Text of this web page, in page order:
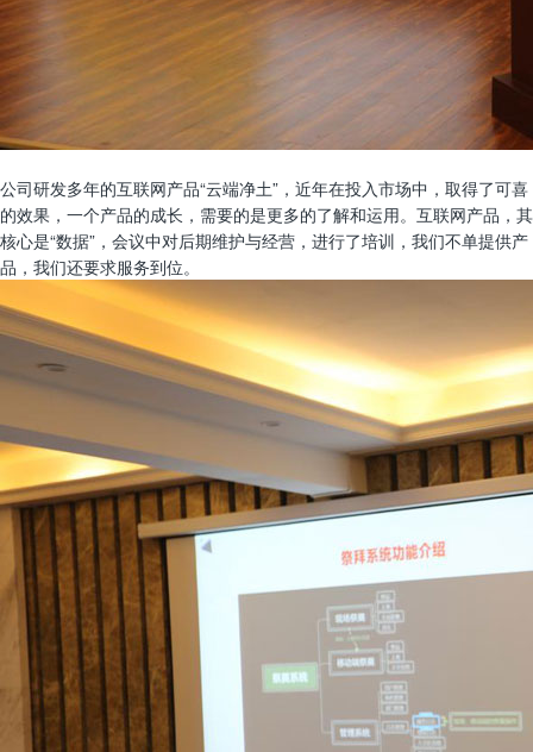
公司研发多年的互联网产品“云端净土”，近年在投入市场中，取得了可喜
的效果，一个产品的成长，需要的是更多的了解和运用。互联网产品，其
核心是“数据”，会议中对后期维护与经营，进行了培训，我们不单提供产
品，我们还要求服务到位。